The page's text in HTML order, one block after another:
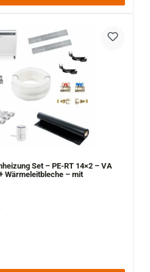
Set – PE-RT 14×2 – VA
Wärmeleitbleche – mit